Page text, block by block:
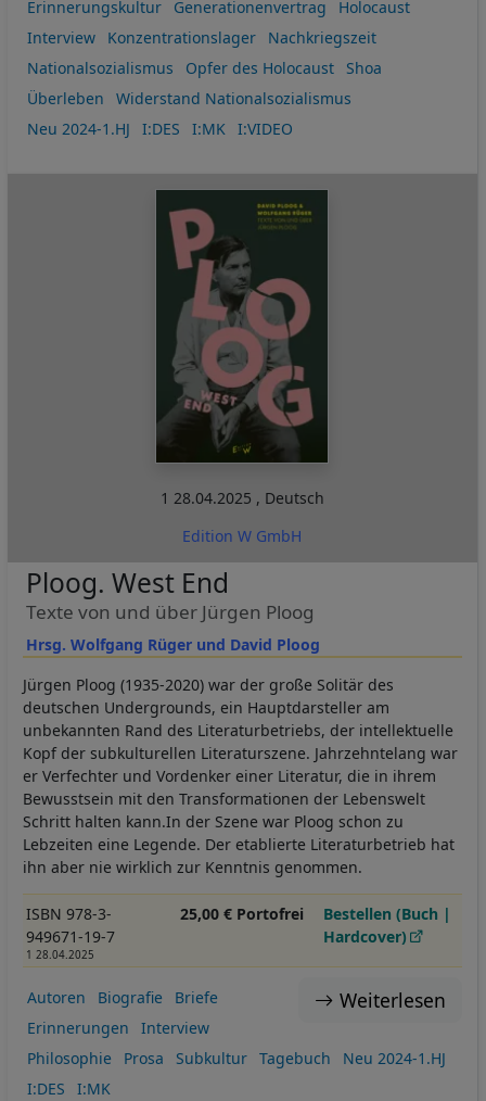
Erinnerungskultur
Generationenvertrag
Holocaust
Interview
Konzentrationslager
Nachkriegszeit
Nationalsozialismus
Opfer des Holocaust
Shoa
Überleben
Widerstand Nationalsozialismus
Neu 2024-1.HJ
I:DES I:MK I:VIDEO
1 28.04.2025 , Deutsch
Edition W GmbH
Hrsg. Wolfgang Rüger und David Ploog
Ploog. West End
Texte von und über Jürgen Ploog
Jürgen Ploog (1935-2020) war der große Solitär des
deutschen Undergrounds, ein Hauptdarsteller am
unbekannten Rand des Literaturbetriebs, der intellektuelle
Kopf der subkulturellen Literaturszene. Jahrzehntelang war
er Verfechter und Vordenker einer Literatur, die in ihrem
Bewusstsein mit den Transformationen der Lebenswelt
Schritt halten kann.In der Szene war Ploog schon zu
Lebzeiten eine Legende. Der etablierte Literaturbetrieb hat
ihn aber nie wirklich zur Kenntnis genommen.
ISBN 978-3-
949671-19-7
1 28.04.2025
25,00 € Portofrei
Bestellen (Buch |
Hardcover)
Weiterlesen
Autoren Biografie
Briefe
Erinnerungen
Interview
Philosophie
Prosa Subkultur Tagebuch
Neu 2024-1.HJ
I:DES
I:MK